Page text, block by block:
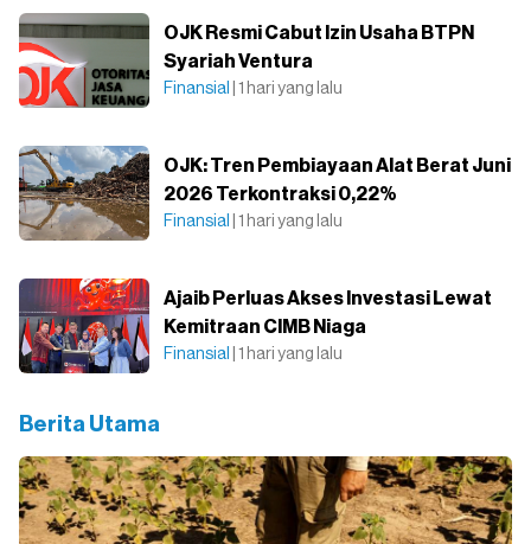
OJK Resmi Cabut Izin Usaha BTPN
Syariah Ventura
Finansial | 1 hari yang lalu
OJK: Tren Pembiayaan Alat Berat Juni
2026 Terkontraksi 0,22%
Finansial | 1 hari yang lalu
Ajaib Perluas Akses Investasi Lewat
Kemitraan CIMB Niaga
Finansial | 1 hari yang lalu
Berita Utama